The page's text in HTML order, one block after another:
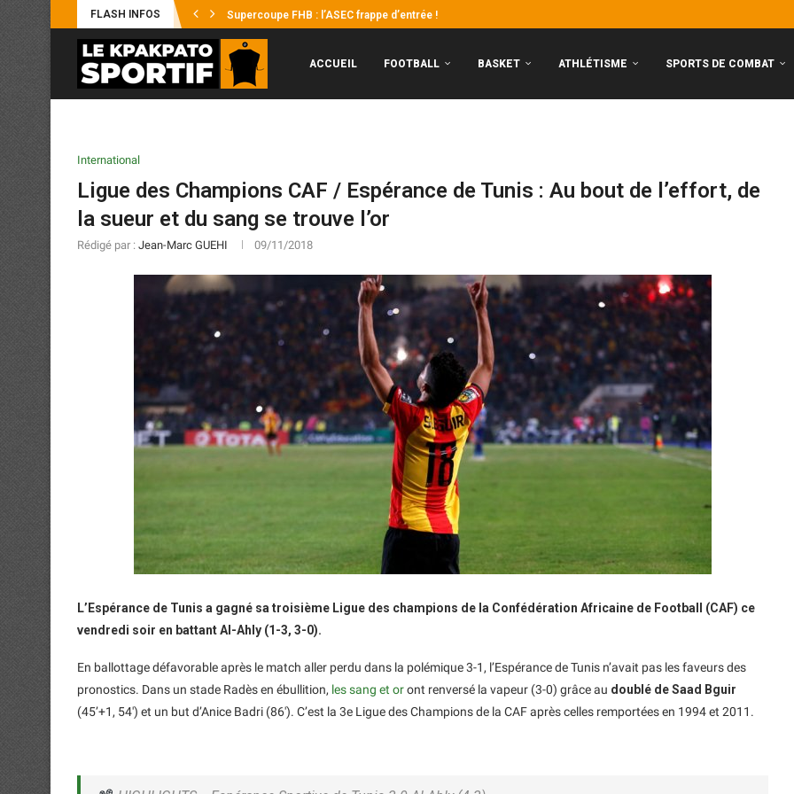
FLASH INFOS Supercoupe FHB : l’ASEC frappe d’entrée !
Coupes Africaines : Les 4 représentants ivoiriens connaissent le chemin
Éléphants / Hervé Renard : « Je n’ai pas beaucoup...
Mercato : Yann Diomandé, pour l’histoire !
Afrobasket U18 2026 : Les Éléphanteaux garçons frappent fort, les...
UFOA-B : les Éléphanteaux échouent aux portes de la CAN
Supercoupe Félix Houphouët-Boigny : premier choc de la saison
Mercato : Ousmane Diakité file en Algérie !
ACCUEIL
FOOTBALL BASKET ATHLÉTISME SPORTS DE COMBAT
International
Ligue des Champions CAF / Espérance de Tunis : Au bout de l’effort, de
la sueur et du sang se trouve l’or
Rédigé par : Jean-Marc GUEHI 09/11/2018
L’Espérance de Tunis a gagné sa troisième Ligue des champions de la Confédération Africaine de Football (CAF) ce
vendredi soir en battant Al-Ahly (1-3, 3-0).
En ballottage défavorable après le match aller perdu dans la polémique 3-1, l’Espérance de Tunis n’avait pas les faveurs des
pronostics. Dans un stade Radès en ébullition, les sang et oront renversé la vapeur (3-0) grâce au doublé de Saad Bguir
(45’+1, 54′) et un but d’Anice Badri (86′). C’est la 3e Ligue des Champions de la CAF après celles remportées en 1994 et 2011.